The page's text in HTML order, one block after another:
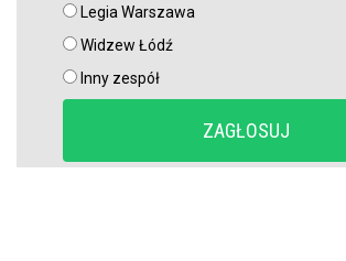
Legia Warszawa
Widzew Łódź
Inny zespół